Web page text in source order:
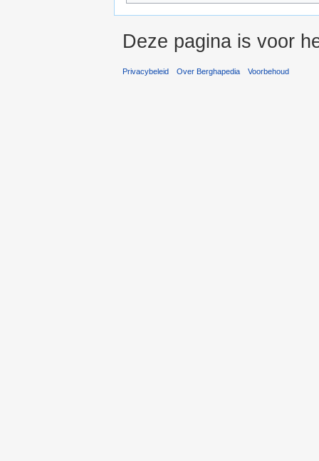
Deze pagina is voor
Privacybeleid Over Berghapedia Voorbehoud